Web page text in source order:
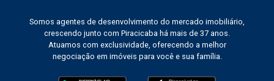
Somos agentes de desenvolvimento do mercado imobiliário,
crescendo junto com Piracicaba há mais de 37 anos.
Atuamos com exclusividade, oferecendo a melhor
negociação em imóveis para você e sua família.